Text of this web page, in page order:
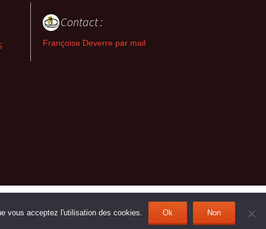
Contact :
Françoise Deverre par mail
vous acceptez l'utilisation des cookies. Ok Non